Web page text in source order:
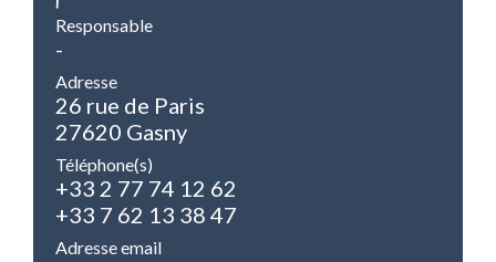
Responsable
-
Adresse
26 rue de Paris
27620 Gasny
Téléphone(s)
+33 2 77 74 12 62
+33 7 62 13 38 47
Adresse email